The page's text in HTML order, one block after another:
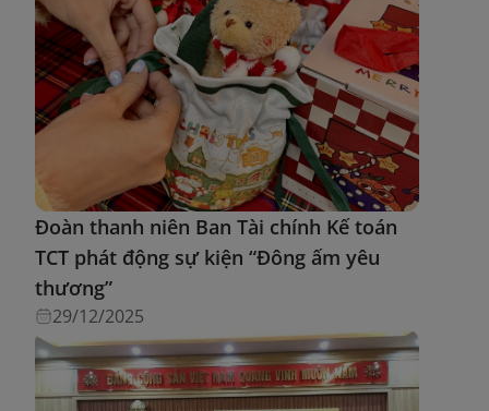
Đoàn thanh niên Ban Tài chính Kế toán
TCT phát động sự kiện “Đông ấm yêu
thương”
29/12/2025